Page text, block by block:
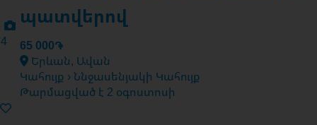
4
պատվերով
65 000֏
Երևան, Ավան
Կահույք › Ննջասենյակի Կահույք
Թարմացված է 2 օգոստոսի